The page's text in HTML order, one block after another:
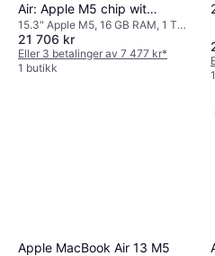
Air: Apple M5 chip with
10-core CPU and 10-
core GPU, 16GB, 1TB
SSD - Sky Blue (Danish
15.3" Apple M5, 16 GB RAM, 1 TB
SSD
21 706 kr
Eller 3 betalinger av 7 477 kr*
1 butikk
Apple MacBook Air 13 M5